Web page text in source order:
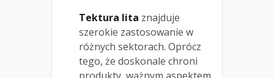
Tektura lita znajduje
szerokie zastosowanie w
różnych sektorach. Oprócz
tego, że doskonale chroni